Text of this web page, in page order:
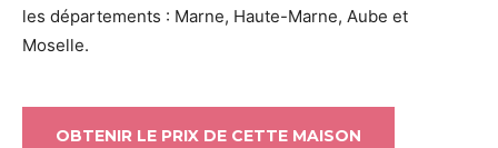
les départements : Marne, Haute-Marne, Aube et
Moselle.
OBTENIR LE PRIX DE CETTE MAISON